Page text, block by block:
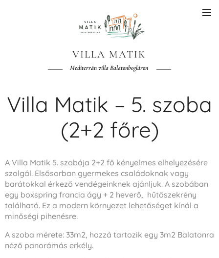
VILLA MATIK
Mediterrán villa Balatonbogláron
Villa Matik – 5. szoba
(2+2 főre)
A Villa Matik 5. szobája 2+2 fő kényelmes elhelyezésére
szolgál. Elsősorban gyermekes családoknak vagy
barátokkal érkező vendégeinknek ajánljuk. A szobában
egy boxspring francia ágy + 2 heverő, hűtőszekrény
található. Ez a modern környezet lehetőséget kínál a
minőségi pihenésre.
A szoba mérete: 33m2, hozzá tartozik egy 3m2 Balatonra
néző panorámás erkély.